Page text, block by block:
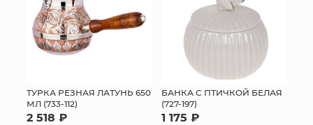
ТУРКА РЕЗНАЯ ЛАТУНЬ 650
МЛ (733-112)
2 518 ₽
БАНКА С ПТИЧКОЙ БЕЛАЯ
(727-197)
1 175 ₽